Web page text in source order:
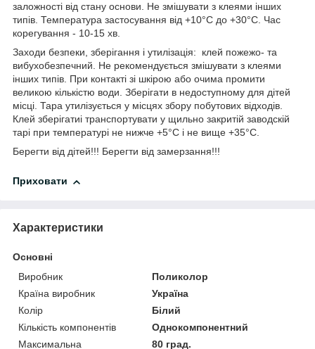
заложності від стану основи. Не змішувати з клеями інших
типів. Температура застосування від +10°С до +30°С. Час
корегування - 10-15 хв.
Заходи безпеки, зберігання і утилізація: клей пожежо- та
вибухобезпечний. Не рекомендується змішувати з клеями
інших типів. При контакті зі шкірою або очима промити
великою кількістю води. Зберігати в недоступному для дітей
місці. Тара утилізується у місцях збору побутових відходів.
Клей зберігатиі транспортувати у щильно закритій заводскій
тарі при температурі не нижче +5°С і не вище +35°С.
Берегти від дітей!!! Берегти від замерзання!!!
Приховати
Характеристики
Основні
Виробник
Поликолор
Країна виробник
Україна
Колір
Білий
Кількість компонентів
Однокомпонентний
Максимальна
80 град.